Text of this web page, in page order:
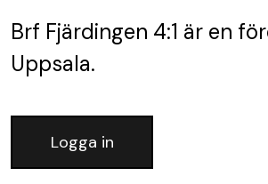
Brf Fjärdingen 4:1 är en
Uppsala.
Logga in